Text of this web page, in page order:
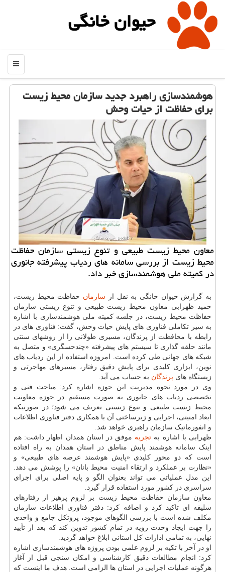
حیوان خانگی
منو
هوشمندسازی راهبرد جدید سازمان محیط زیست
برای حفاظت از حیات وحش
معاون محیط زیست طبیعی و تنوع زیستی سازمان حفاظت
محیط زیست از بررسی سامانه های ردیاب پیشرفته جانوری
در کمیته ملی هوشمندسازی خبر داد.
به گزارش حیوان خانگی به نقل از سازمان حفاظت محیط زیست،
حمید ظهرابی معاون محیط زیست طبیعی و تنوع زیستی سازمان
حفاظت محیط زیست، در جلسه کمیته ملی هوشمندسازی با اشاره
به سیر تکاملی فناوری های پایش حیات وحش، گفت: فناوری های در
رابطه با محافظت از پرندگان، مسیری طولانی را از روشهای سنتی
مانند حلقه گذاری تا سیستم های پیشرفته «چندحسگری» و متصل به
شبکه های جهانی طی کرده است. امروزه استفاده از این ردیاب های
نوین، ابزاری کلیدی برای پایش دقیق رفتار، مسیرهای مهاجرتی و
زیستگاه های پرندگان به حساب می آید.
وی در مورد نحوه مدیریت این حوزه اشاره کرد: مباحث فنی و
تخصصی ردیاب های جانوری به صورت مستقیم در حوزه معاونت
محیط زیست طبیعی و تنوع زیستی تعریف می شود؛ در صورتیکه
ابعاد امنیتی، اجرایی و زیرساختی آن با همکاری دفتر فناوری اطلاعات
و انفورماتیک سازمان راهبری خواهد شد.
ظهرابی با اشاره به تجربه موفق در استان همدان اظهار داشت: هم
اینک سامانه هوشمند پایش مناطق در استان همدان به راه افتاده
است که دو محور کلیدی «پایش هوشمند عرصه های طبیعی» و
«نظارت بر عملکرد و ارتقاء امنیت محیط بانان» را پوشش می دهد.
این مدل عملیاتی می تواند بعنوان الگو و پایه اصلی برای اجرای
سراسری در کشور مورد استفاده قرار گیرد.
معاون سازمان حفاظت محیط زیست بر لزوم پرهیز از رفتارهای
سلیقه ای تاکید کرد و اضافه کرد: دفتر فناوری اطلاعات سازمان
مکلف شده است با بررسی الگوهای موجود، پروتکل جامع و واحدی
را جهت ایجاد وحدت رویه در تمام کشور تدوین کند که بعد از تأیید
نهایی، به تمامی ادارات کل استانی ابلاغ خواهد گردید.
او در آخر با تکیه بر لزوم علمی بودن پروژه های هوشمندسازی اشاره
کرد: انجام مطالعات دقیق کارشناسی و امکان سنجی قبل از آغاز
هرگونه عملیات اجرایی در استان ها الزامی است. هدف ما اینست که